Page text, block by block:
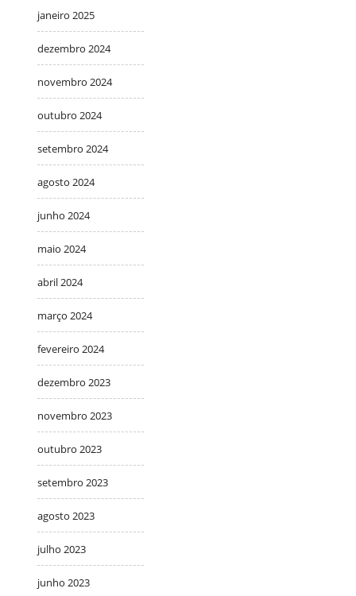
janeiro 2025
dezembro 2024
novembro 2024
outubro 2024
setembro 2024
agosto 2024
junho 2024
maio 2024
abril 2024
março 2024
fevereiro 2024
dezembro 2023
novembro 2023
outubro 2023
setembro 2023
agosto 2023
julho 2023
junho 2023